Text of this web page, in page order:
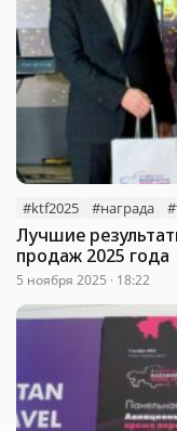
#ktf2025 #награда
Лучшие
продаж 2025 года
5 ноября 2025 · 18:22